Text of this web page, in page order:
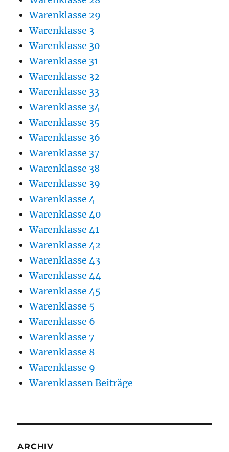
Warenklasse 29
Warenklasse 3
Warenklasse 30
Warenklasse 31
Warenklasse 32
Warenklasse 33
Warenklasse 34
Warenklasse 35
Warenklasse 36
Warenklasse 37
Warenklasse 38
Warenklasse 39
Warenklasse 4
Warenklasse 40
Warenklasse 41
Warenklasse 42
Warenklasse 43
Warenklasse 44
Warenklasse 45
Warenklasse 5
Warenklasse 6
Warenklasse 7
Warenklasse 8
Warenklasse 9
Warenklassen Beiträge
ARCHIV